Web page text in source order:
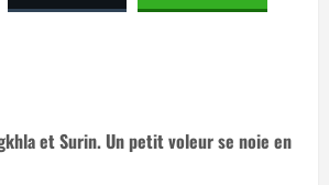
et Surin. Un petit voleur se noie en